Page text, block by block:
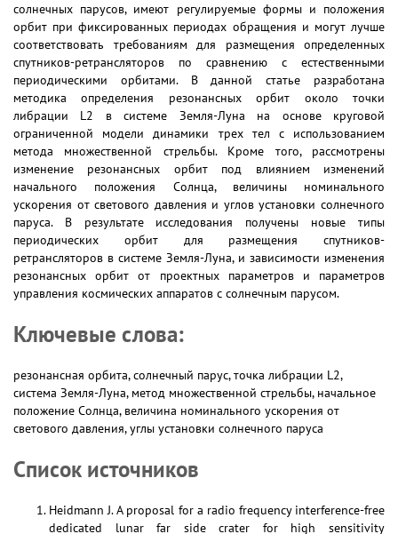
солнечных парусов, имеют регулируемые формы и положения
орбит при фиксированных периодах обращения и могут лучше
соответствовать требованиям для размещения определенных
спутников-ретрансляторов по сравнению с естественными
периодическими орбитами. В данной статье разработана
методика определения резонансных орбит около точки
либрации L2 в системе Земля-Луна на основе круговой
ограниченной модели динамики трех тел с использованием
метода множественной стрельбы. Кроме того, рассмотрены
изменение резонансных орбит под влиянием изменений
начального положения Солнца, величины номинального
ускорения от светового давления и углов установки солнечного
паруса. В результате исследования получены новые типы
периодических орбит для размещения спутников-
ретрансляторов в системе Земля-Луна, и зависимости изменения
резонансных орбит от проектных параметров и параметров
управления космических аппаратов с солнечным парусом.
Ключевые слова:
резонансная орбита, солнечный парус, точка либрации L2,
система Земля-Луна, метод множественной стрельбы, начальное
положение Солнца, величина номинального ускорения от
светового давления, углы установки солнечного паруса
Список источников
Heidmann J. A proposal for a radio frequency interference-free
dedicated lunar far side crater for high sensitivity